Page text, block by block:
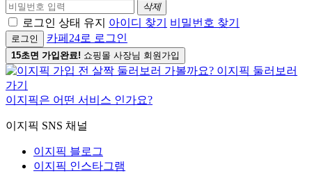
삭제
로그인 상태 유지 아이디 찾기 비밀번호 찾기
로그인 카페24로 로그인
15초면 가입완료! 쇼핑몰 사장님 회원가입
이지픽은 어떤 서비스 인가요?
이지픽 SNS 채널
이지픽 블로그
이지픽 인스타그램